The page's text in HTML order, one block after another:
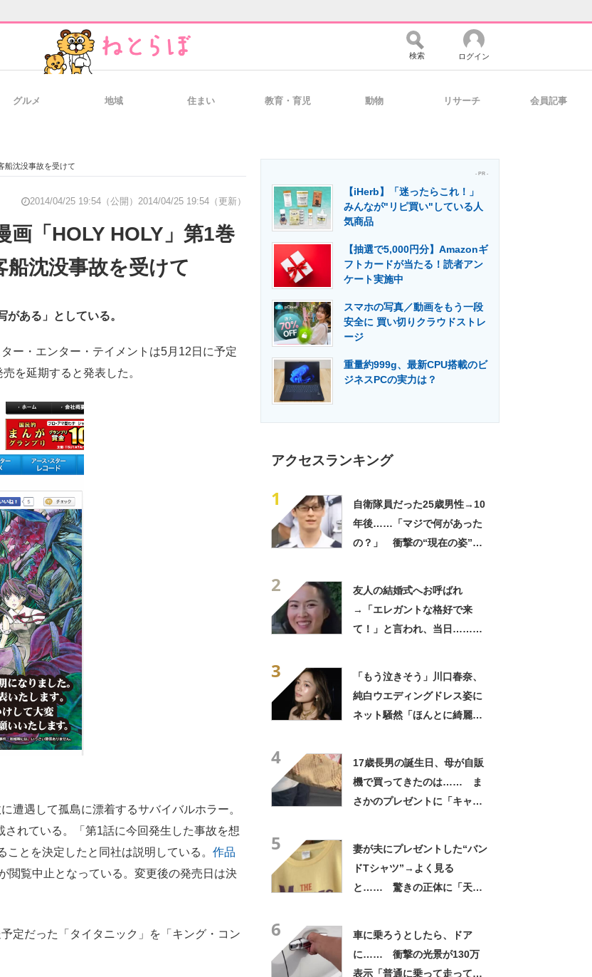
経営リーダーのコミュニティ マーケ×ITの今がよく分かる
ト IT製品の技術・比較・事例 製造業のIT導入・活用を支援
エネルギーの専門メディア 建設×テクノロジーの最前線
検索 ログイン
グルメ 地域 住まい 教育・育児 動物 リサーチ 会員記事
船沈没事故を受けて
2014/04/25 19:54（公開） 2014/04/25 19:54（更新）
画「HOLY HOLY」第1巻
沈没事故を受けて
ある」としている。
ー・エンター・テイメントは5月12日に予定
を延期すると発表した。
遇して孤島に漂着するサバイバルホラー。
れている。「第1話に今回発生した事故を想
とを決定したと同社は説明している。 作品
閲覧中止となっている。変更後の発売日は決
定だった「タイタニック」を「キング・コン
- PR -
【iHerb】「迷ったらこれ！」
みんなが"リピ買い"している人
気商品
【抽選で5,000円分】Amazonギ
フトカードが当たる！読者アン
ケート実施中
スマホの写真／動画をもう一段
安全に 買い切りクラウドストレ
ージ
重量約999g、最新CPU搭載のビ
ジネスPCの実力は？
アクセスランキング
1
自衛隊員だった25歳男性→10
年後……「マジで何があった
の？」 衝撃の“現在の姿”が
2
友人の結婚式へお呼ばれ
→「エレガントな格好で来
て！」と言われ、当日……ま
3
「もう泣きそう」川口春奈、
純白ウエディングドレス姿に
ネット騒然「ほんとに綺麗」
4
17歳長男の誕生日、母が自販
機で買ってきたのは…… ま
さかのプレゼントに「キャー
5
妻が夫にプレゼントした“バン
ドTシャツ”→よく見る
と…… 驚きの正体に「天
6
車に乗ろうとしたら、ドア
に…… 衝撃の光景が130万
表示「普通に乗って走ってた